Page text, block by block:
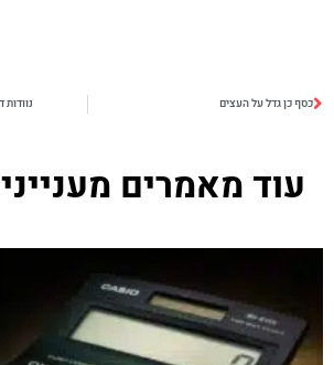
כסף כן גדל על העצים
עוד מאמרים